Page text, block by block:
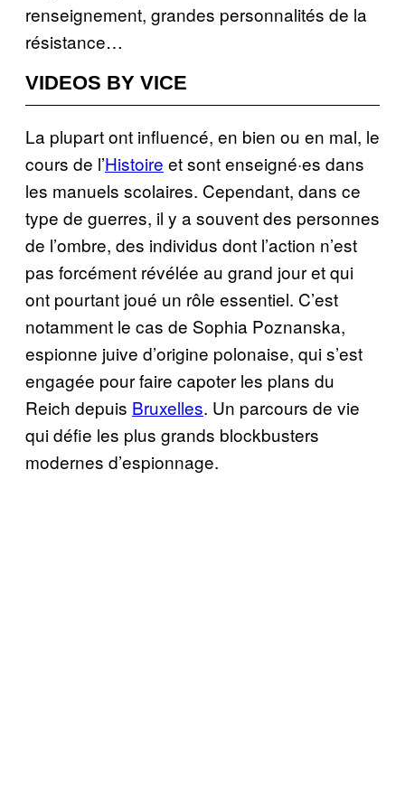
renseignement, grandes personnalités de la
résistance…
VIDEOS BY VICE
La plupart ont influencé, en bien ou en mal, le
cours de l’Histoire et sont enseigné·es dans
les manuels scolaires. Cependant, dans ce
type de guerres, il y a souvent des personnes
de l’ombre, des individus dont l’action n’est
pas forcément révélée au grand jour et qui
ont pourtant joué un rôle essentiel. C’est
notamment le cas de Sophia Poznanska,
espionne juive d’origine polonaise, qui s’est
engagée pour faire capoter les plans du
Reich depuis Bruxelles. Un parcours de vie
qui défie les plus grands blockbusters
modernes d’espionnage.